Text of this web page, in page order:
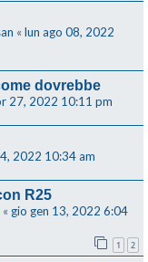
« lun ago 08, 2022
dovrebbe
27, 2022 10:11 pm
2022 10:34 am
R25
« gio gen 13, 2022 6:04
1 2